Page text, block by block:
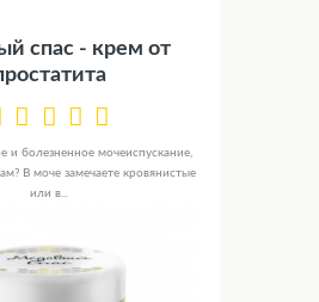
спас - крем от
и болезненное мочеиспускание,
В моче замечаете кровянистые
или в...